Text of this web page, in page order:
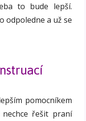
to bude lepší.
odpoledne a už se
pomocníkem
řešit praní